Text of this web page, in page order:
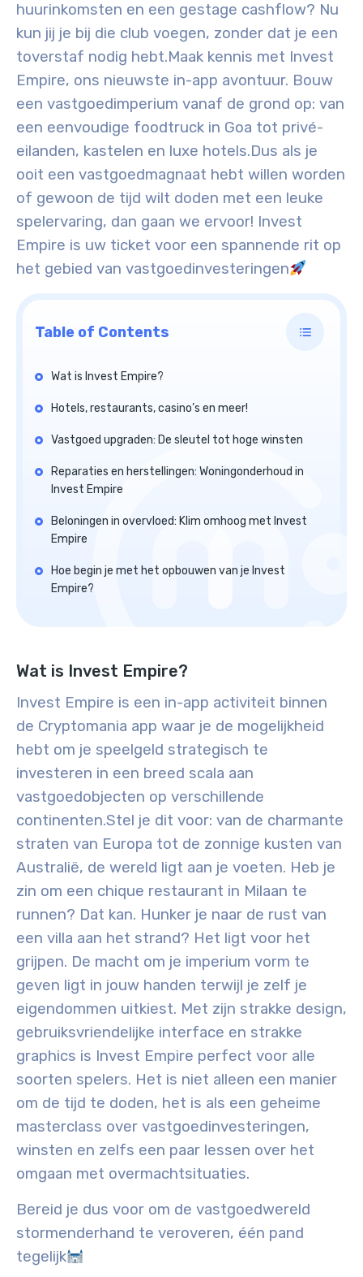
huurinkomsten en een gestage cashflow? Nu
kun jij je bij die club voegen, zonder dat je een
toverstaf nodig hebt.Maak kennis met Invest
Empire, ons nieuwste in-app avontuur. Bouw
een vastgoedimperium vanaf de grond op: van
een eenvoudige foodtruck in Goa tot privé-
eilanden, kastelen en luxe hotels.Dus als je
ooit een vastgoedmagnaat hebt willen worden
of gewoon de tijd wilt doden met een leuke
spelervaring, dan gaan we ervoor! Invest
Empire is uw ticket voor een spannende rit op
het gebied van vastgoedinvesteringen
Table of Contents
Wat is Invest Empire?
Hotels, restaurants, casino’s en meer!
Vastgoed upgraden: De sleutel tot hoge winsten
Reparaties en herstellingen: Woningonderhoud in
Invest Empire
Beloningen in overvloed: Klim omhoog met Invest
Empire
Hoe begin je met het opbouwen van je Invest
Empire?
Wat is Invest Empire?
Invest Empire is een in-app activiteit binnen
de Cryptomania app waar je de mogelijkheid
hebt om je speelgeld strategisch te
investeren in een breed scala aan
vastgoedobjecten op verschillende
continenten.Stel je dit voor: van de charmante
straten van Europa tot de zonnige kusten van
Australië, de wereld ligt aan je voeten. Heb je
zin om een chique restaurant in Milaan te
runnen? Dat kan. Hunker je naar de rust van
een villa aan het strand? Het ligt voor het
grijpen. De macht om je imperium vorm te
geven ligt in jouw handen terwijl je zelf je
eigendommen uitkiest. Met zijn strakke design,
gebruiksvriendelijke interface en strakke
graphics is Invest Empire perfect voor alle
soorten spelers. Het is niet alleen een manier
om de tijd te doden, het is als een geheime
masterclass over vastgoedinvesteringen,
winsten en zelfs een paar lessen over het
omgaan met overmachtsituaties.
Bereid je dus voor om de vastgoedwereld
stormenderhand te veroveren, één pand
tegelijk